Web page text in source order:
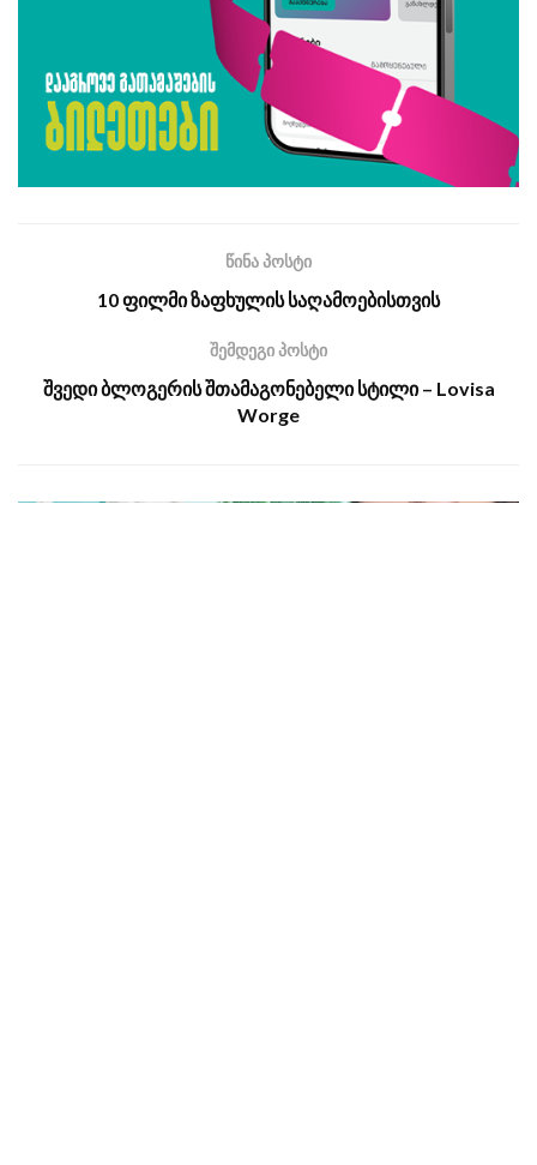
წინა პოსტი
10 ფილმი ზაფხულის საღამოებისთვის
შემდეგი პოსტი
შვედი ბლოგერის შთამაგონებელი სტილი – Lovisa
Worge